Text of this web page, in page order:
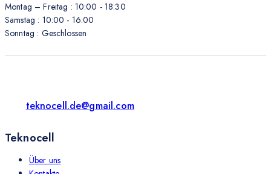
Montag – Freitag : 10:00 - 18:30
Samstag : 10:00 - 16:00
Sonntag : Geschlossen
teknocell.de@gmail.com
Teknocell
Über uns